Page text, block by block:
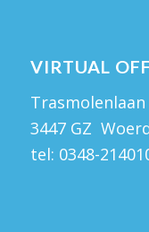
VIRTUAL
Trasmolenlaan
3447 GZ
tel: 0348-